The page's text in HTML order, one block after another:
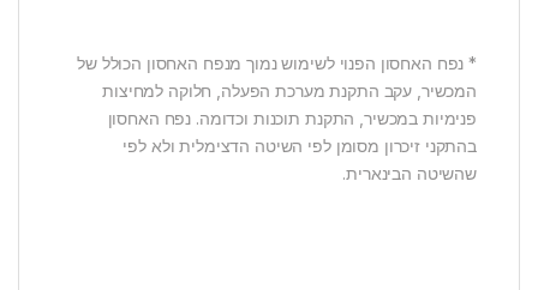
* נפח האחסון הפנוי לשימוש נמוך מנפח האחסון הכולל של
המכשיר, עקב התקנת מערכת הפעלה, חלוקה למחיצות
פנימיות במכשיר, התקנת תוכנות וכדומה. נפח האחסון
בהתקני זיכרון מסומן לפי השיטה הדצימלית ולא לפי
שהשיטה הבינארית.